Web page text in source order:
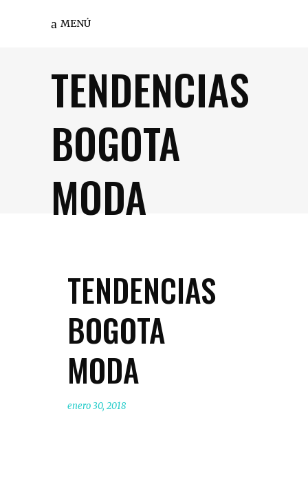
MENÚ
TENDENCIAS
BOGOTA
MODA
TENDENCIAS
BOGOTA
MODA
enero 30, 2018